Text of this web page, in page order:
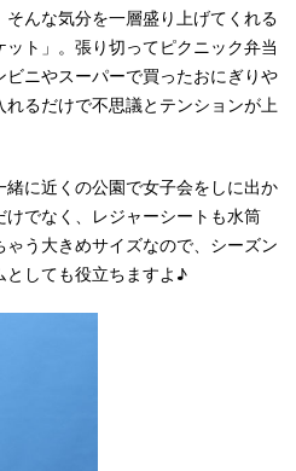
んな気分を一層盛り上げてくれる
ト」。 張り切ってピクニック弁当
ニやスーパーで買ったおにぎりや
るだけで不思議とテンションが上
に近くの公園で女子会をしに出か
でなく、レジャーシートも水筒
う大きめサイズなので、シーズン
としても役立ちますよ♪